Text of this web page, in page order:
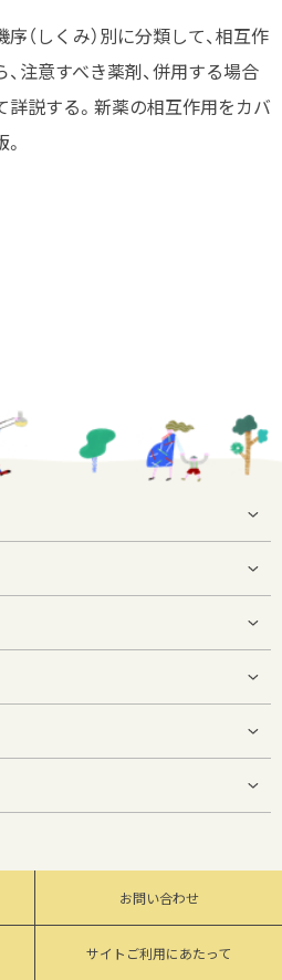
（しくみ）別に分類して、相互作
注意すべき薬剤、併用する場合
詳説する。新薬の相互作用をカバ
お問い合わせ
サイトご利用にあたって